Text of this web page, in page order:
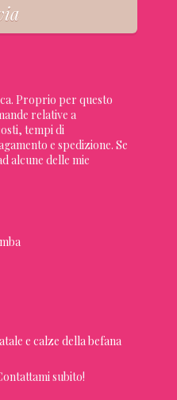
Proprio per questo
relative a
tempi di
e spedizione. Se
alcune delle mie
e calze della befana
subito!